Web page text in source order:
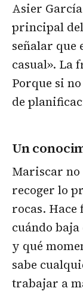
Asier
principal
señalar que
casual». La
Porque si
de
Un
Mariscar no
recoger lo
rocas. Hace
cuándo
y qué
sabe
trabajar a